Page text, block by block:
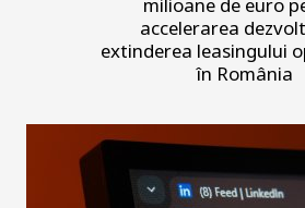
accelerarea
extinderea leasingului
în România